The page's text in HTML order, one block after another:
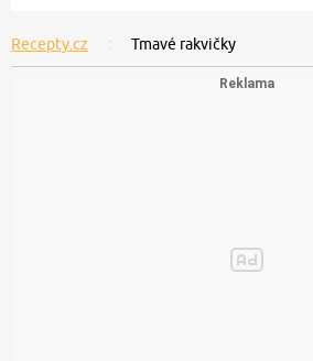
Recepty.cz Tmavé rakvičky